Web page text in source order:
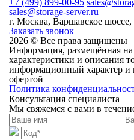
+7 (499) 899-00-95
sales@storage-server.ru
г. Москва, Варшавское шоссе,
Заказать звонок
2026 © Все права защищены
Информация, размещённая
характеристики и описания
информационный характер и
офертой
Политика
Консультация специалиста
Мы свяжемся с вами в